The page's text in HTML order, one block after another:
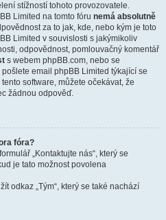
stížností tohoto provozovatele.
Limited na tomto fóru nemá absolutně
za to jak, kde, nebo kým je toto
Limited v souvislosti s jakýmikoliv
odpovědnost, pomlouvačný komentář
s webem phpBB.com, nebo se
email phpBB Limited týkající se
software, můžete očekávat, že
žádnou odpověď.
fóra?
„Kontaktujte nás“, který se
je tato možnost povolena
odkaz „Tým“, který se také nachází